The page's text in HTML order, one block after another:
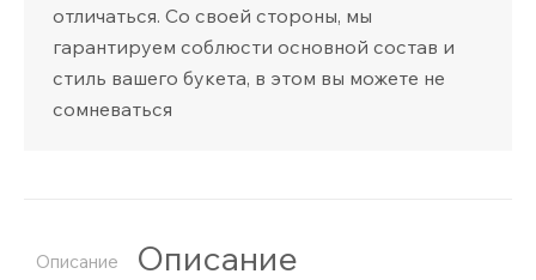
отличаться. Со своей стороны, мы
гарантируем соблюсти основной состав и
стиль вашего букета, в этом вы можете не
сомневаться
Описание Описание